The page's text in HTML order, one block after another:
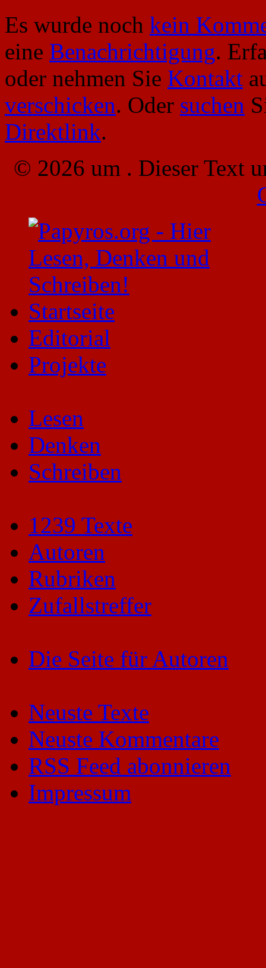
Es wurde noch kein
eine Benachrichtigung.
oder nehmen Sie Kontakt
verschicken. Oder suchen
Direktlink.
© 2026 um . Dieser Text
Startseite
Editorial
Projekte
Lesen
Denken
Schreiben
1239 Texte
Autoren
Rubriken
Zufallstreffer
Die Seite für Autoren
Neuste Texte
Neuste Kommentare
RSS Feed abonnieren
Impressum